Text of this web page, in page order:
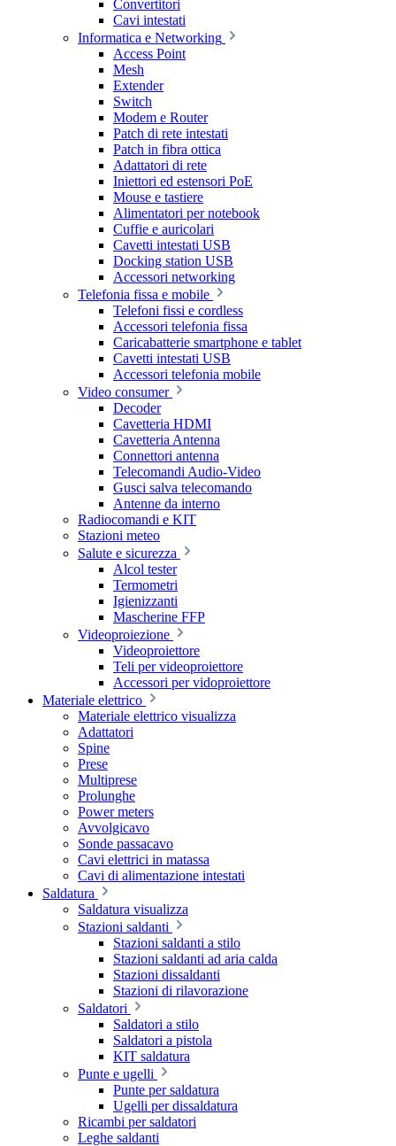
Convertitori
Cavi intestati
Informatica e Networking
Access Point
Mesh
Extender
Switch
Modem e Router
Patch di rete intestati
Patch in fibra ottica
Adattatori di rete
Iniettori ed estensori PoE
Mouse e tastiere
Alimentatori per notebook
Cuffie e auricolari
Cavetti intestati USB
Docking station USB
Accessori networking
Telefonia fissa e mobile
Telefoni fissi e cordless
Accessori telefonia fissa
Caricabatterie smartphone e tablet
Cavetti intestati USB
Accessori telefonia mobile
Video consumer
Decoder
Cavetteria HDMI
Cavetteria Antenna
Connettori antenna
Telecomandi Audio-Video
Gusci salva telecomando
Antenne da interno
Radiocomandi e KIT
Stazioni meteo
Salute e sicurezza
Alcol tester
Termometri
Igienizzanti
Mascherine FFP
Videoproiezione
Videoproiettore
Teli per videoproiettore
Accessori per vidoproiettore
Materiale elettrico
Materiale elettrico visualizza
Adattatori
Spine
Prese
Multiprese
Prolunghe
Power meters
Avvolgicavo
Sonde passacavo
Cavi elettrici in matassa
Cavi di alimentazione intestati
Saldatura
Saldatura visualizza
Stazioni saldanti
Stazioni saldanti a stilo
Stazioni saldanti ad aria calda
Stazioni dissaldanti
Stazioni di rilavorazione
Saldatori
Saldatori a stilo
Saldatori a pistola
KIT saldatura
Punte e ugelli
Punte per saldatura
Ugelli per dissaldatura
Ricambi per saldatori
Leghe saldanti